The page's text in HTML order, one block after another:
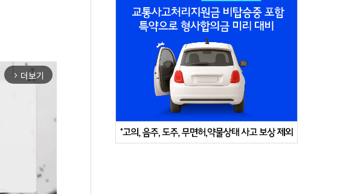
arrow_forward_ios 더보기